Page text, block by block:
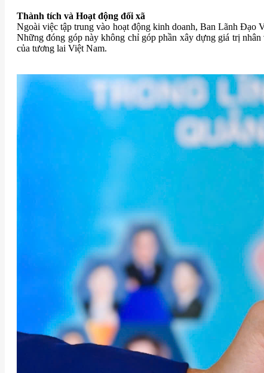
Thành tích và Hoạt động đối xã
Ngoài việc tập trung vào hoạt động kinh doanh, Ban Lãnh Đạo
Những đóng góp này không chỉ góp phần xây dựng giá trị
của tương lai Việt Nam.